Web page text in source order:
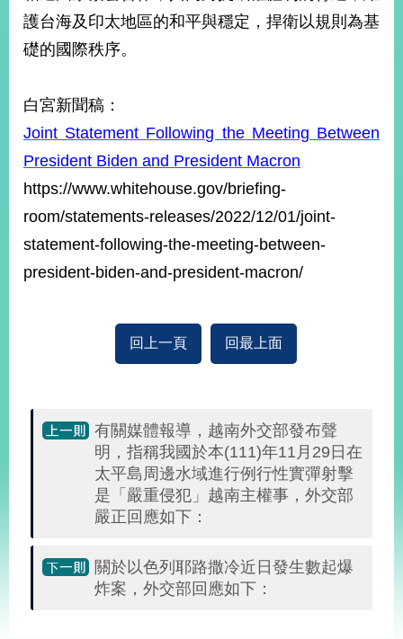
資
訊
與
地
國
傳
播
部
站
護台海及印太地區的和平與穩定，捍衛以規則為基
礎的國際秩序。
白宮新聞稿：
Joint Statement Following the Meeting Between
President Biden and President Macron
https://www.whitehouse.gov/briefing-
room/statements-releases/2022/12/01/joint-
statement-following-the-meeting-between-
president-biden-and-president-macron/
回上一頁 回最上面
有關媒體報導，越南外交部發布聲
明，指稱我國於本(111)年11月29日在
太平島周邊水域進行例行性實彈射擊
是「嚴重侵犯」越南主權事，外交部
嚴正回應如下：
關於以色列耶路撒冷近日發生數起爆
炸案，外交部回應如下：